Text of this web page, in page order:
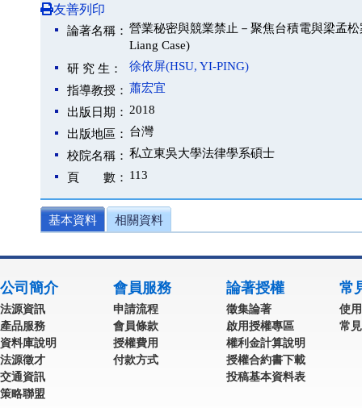
友善列印
論著名稱： 營業秘密與競業禁止－聚焦台積電與梁孟松
Liang Case)
研 究 生：
徐依屏(HSU, YI-PING)
指導教授： 蕭宏宜
出版日期： 2018
出版地區： 台灣
校院名稱： 私立東吳大學法律學系碩士
頁 數： 113
基本資料 相關資料
公司簡介
法源資訊
產品服務
資料庫說明
法源徵才
交通資訊
策略聯盟
會員服務
申請流程
會員條款
授權費用
付款方式
論著授權
徵集論著
啟用授權專區
權利金計算說明
授權合約書下載
投稿基本資料表
常
使
常